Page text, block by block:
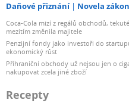
Daňové přiznání Novela
Coca-Cola mizí z regálů obchodů,
mezitím změnila majitele
Penzijní fondy jako investoři do
ekonomický růst
Příhraniční obchody už nejsou jen o
nakupovat zcela jiné zboží
Recepty